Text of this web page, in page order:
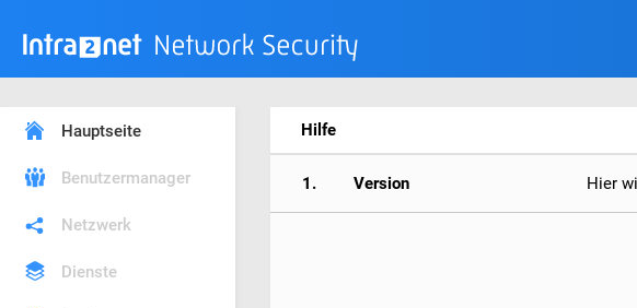
Hauptseite
Benutzermanager
Netzwerk
Dienste
Hilfe
1. Version Hier